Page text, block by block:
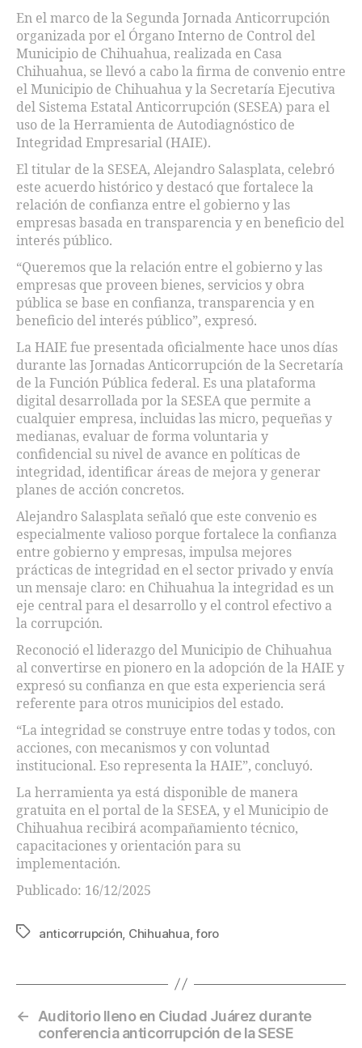
En el marco de la Segunda Jornada Anticorrupción
organizada por el Órgano Interno de Control del
Municipio de Chihuahua, realizada en Casa
Chihuahua, se llevó a cabo la firma de convenio entre
el Municipio de Chihuahua y la Secretaría Ejecutiva
del Sistema Estatal Anticorrupción (SESEA) para el
uso de la Herramienta de Autodiagnóstico de
Integridad Empresarial (HAIE).
El titular de la SESEA, Alejandro Salasplata, celebró
este acuerdo histórico y destacó que fortalece la
relación de confianza entre el gobierno y las
empresas basada en transparencia y en beneficio del
interés público.
“Queremos que la relación entre el gobierno y las
empresas que proveen bienes, servicios y obra
pública se base en confianza, transparencia y en
beneficio del interés público”, expresó.
La HAIE fue presentada oficialmente hace unos días
durante las Jornadas Anticorrupción de la Secretaría
de la Función Pública federal. Es una plataforma
digital desarrollada por la SESEA que permite a
cualquier empresa, incluidas las micro, pequeñas y
medianas, evaluar de forma voluntaria y
confidencial su nivel de avance en políticas de
integridad, identificar áreas de mejora y generar
planes de acción concretos.
Alejandro Salasplata señaló que este convenio es
especialmente valioso porque fortalece la confianza
entre gobierno y empresas, impulsa mejores
prácticas de integridad en el sector privado y envía
un mensaje claro: en Chihuahua la integridad es un
eje central para el desarrollo y el control efectivo a
la corrupción.
Reconoció el liderazgo del Municipio de Chihuahua
al convertirse en pionero en la adopción de la HAIE y
expresó su confianza en que esta experiencia será
referente para otros municipios del estado.
“La integridad se construye entre todas y todos, con
acciones, con mecanismos y con voluntad
institucional. Eso representa la HAIE”, concluyó.
La herramienta ya está disponible de manera
gratuita en el portal de la SESEA, y el Municipio de
Chihuahua recibirá acompañamiento técnico,
capacitaciones y orientación para su
implementación.
Publicado: 16/12/2025
anticorrupción Chihuahua ,foro
←
Auditorio lleno en Ciudad Juárez durante
conferencia anticorrupción de la SESE